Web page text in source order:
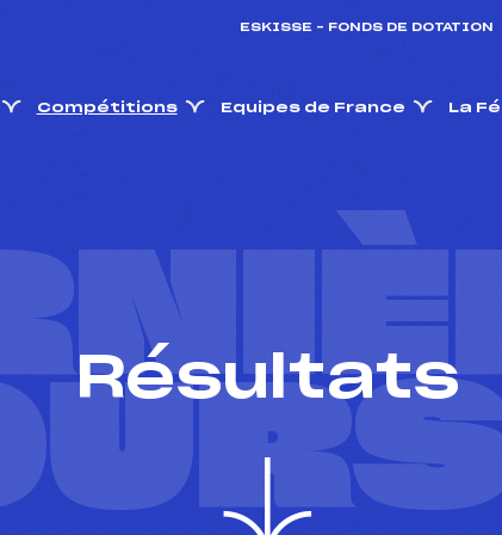
ESKISSE – FONDS DE DOTATION
Compétitions Equipes de France La
Résultats